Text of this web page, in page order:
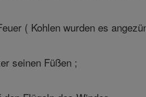
( Kohlen wurden es
seinen Füßen ;